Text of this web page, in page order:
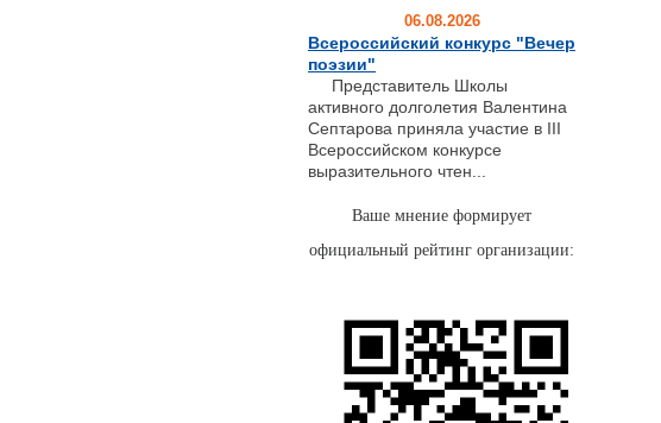
06.08.2026
Всероссийский конкурс "Вечер
поэзии"
Представитель Школы
активного долголетия Валентина
Септарова приняла участие в III
Всероссийском конкурсе
выразительного чтен...
Ваше мнение формирует
официальный рейтинг организации: